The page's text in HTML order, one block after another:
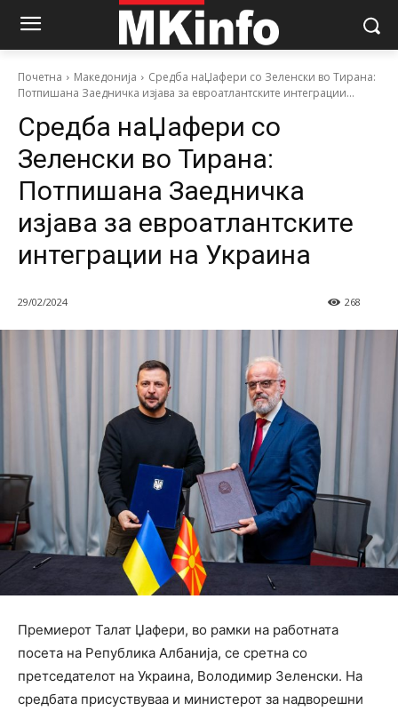
Почетна Македонија
Средба наЏафери со Зеленски во Тирана:
Потпишана Заедничка изјава за евроатлантските интеграции...
Средба наЏафери со
Зеленски во Тирана:
Потпишана Заедничка
изјава за евроатлантските
интеграции на Украина
29/02/2024 268
Премиерот Талат Џафери, во рамки на работната
посета на Република Албанија, се сретна со
претседателот на Украина, Володимир Зеленски. На
средбата присуствуваа и министерот за надворешни